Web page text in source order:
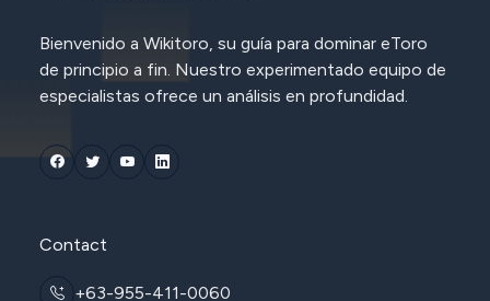
Bienvenido a Wikitoro, su guía para dominar eToro
de principio a fin. Nuestro experimentado equipo de
especialistas ofrece un análisis en profundidad.
Contact
+63-955-411-0060